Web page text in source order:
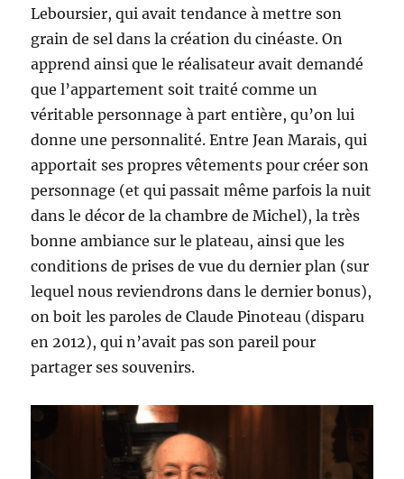
Leboursier, qui avait tendance à mettre son
grain de sel dans la création du cinéaste. On
apprend ainsi que le réalisateur avait demandé
que l’appartement soit traité comme un
véritable personnage à part entière, qu’on lui
donne une personnalité. Entre Jean Marais, qui
apportait ses propres vêtements pour créer son
personnage (et qui passait même parfois la nuit
dans le décor de la chambre de Michel), la très
bonne ambiance sur le plateau, ainsi que les
conditions de prises de vue du dernier plan (sur
lequel nous reviendrons dans le dernier bonus),
on boit les paroles de Claude Pinoteau (disparu
en 2012), qui n’avait pas son pareil pour
partager ses souvenirs.